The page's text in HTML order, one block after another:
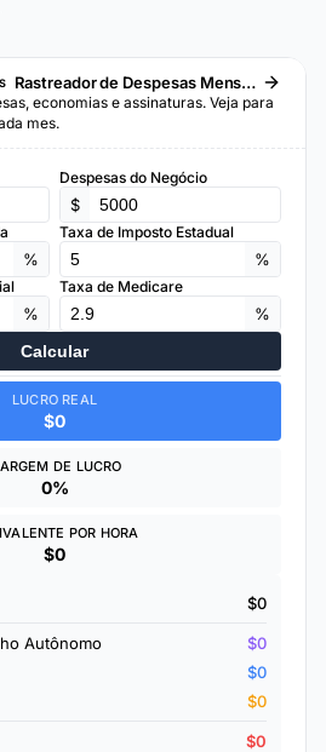
Rastreador de Despesas Mensais
economias e assinaturas. Veja para
mes.
Despesas do Negócio
$
%
Taxa de Imposto Estadual
%
%
Taxa de Medicare
%
Calcular
LUCRO REAL
$0
DE LUCRO
0%
POR HORA
$0
$0
Autônomo
$0
$0
$0
$0